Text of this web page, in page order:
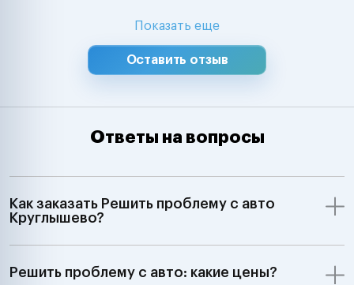
Показать еще
Оставить отзыв
Ответы на вопросы
Как заказать Решить проблему с авто
Круглышево?
Решить проблему с авто: какие цены?